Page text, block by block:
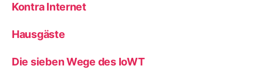
Kontra Internet
Hausgäste
Die sieben Wege des IoWT